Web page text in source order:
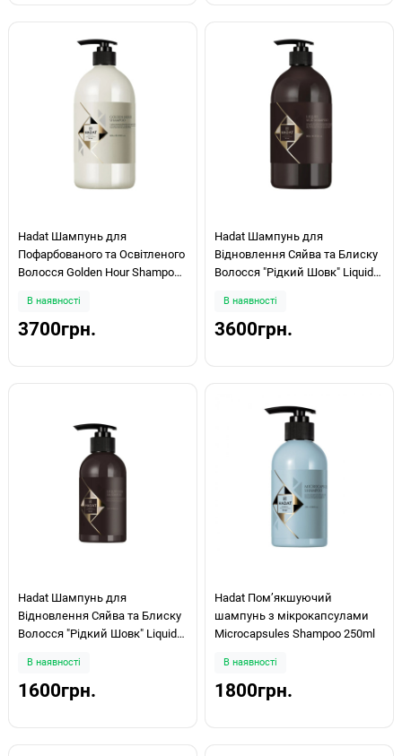
Hadat Шампунь для
Пофарбованого та Освітленого
Волосся Golden Hour Shampoo
В наявності
3700грн.
Hadat Шампунь для
Відновлення Сяйва та Блиску
Волосся "Рідкий Шовк" Liquid
В наявності
3600грн.
Hadat Шампунь для
Відновлення Сяйва та Блиску
Волосся "Рідкий Шовк" Liquid
В наявності
1600грн.
Hadat Пом’якшуючий
шампунь з мікрокапсулами
Microcapsules Shampoo 250ml
В наявності
1800грн.